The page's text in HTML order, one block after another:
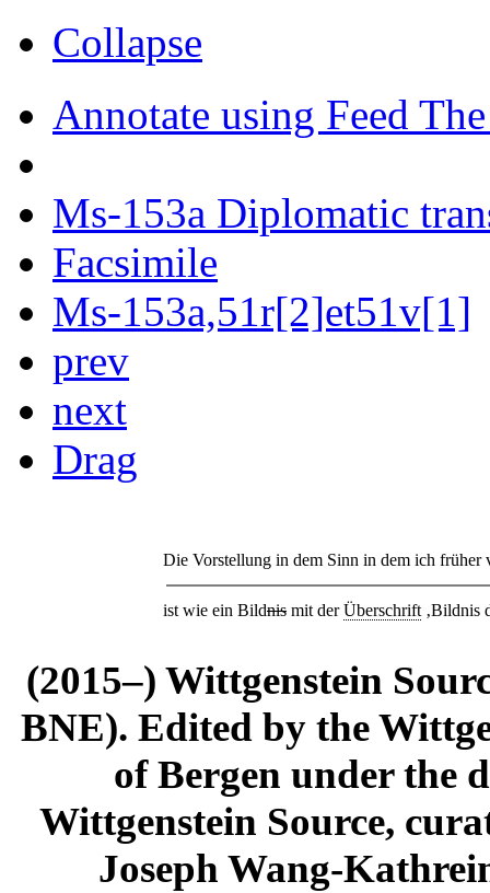
Collapse
Annotate using Feed
Ms-153a Diplomatic
Facsimile
Ms-153a,51r[2]et51v[1]
prev
next
Drag
Die Vorstellung in dem Sinn in dem ich früher
ist wie ein Bildnis mit derÜberschrift ‚Bildnis
(2015–) Wittgenstein
BNE). Edited by the
of Bergen under the
Wittgenstein Source,
Joseph Wang-